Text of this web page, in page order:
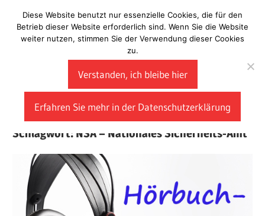
Inhalt
springen
Laberladen
Schlagwort: NSA – Nationales Sicherheits-Amt
Diese Website benutzt nur essenzielle Cookies, die für den
Betrieb dieser Website erforderlich sind. Wenn Sie die Website
weiter nutzen, stimmen Sie der Verwendung dieser Cookies
zu.
Verstanden, ich bleibe hier
Erfahren Sie mehr in der Datenschutzerklärung